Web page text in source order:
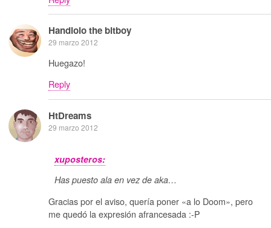
Handlolo the bitboy
29 marzo 2012
Huegazo!
Reply
HtDreams
29 marzo 2012
xuposteros:
Has puesto ala en vez de aka…
Gracias por el aviso, quería poner «a lo Doom», pero
me quedó la expresión afrancesada :-P